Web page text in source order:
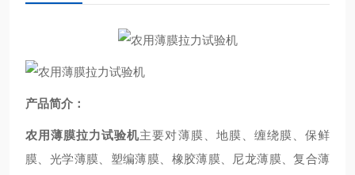
产品简介：
农用薄膜拉力试验机主要对薄膜、地膜、缠绕膜、保鲜
膜、光学薄膜、塑编薄膜、橡胶薄膜、尼龙薄膜、复合薄